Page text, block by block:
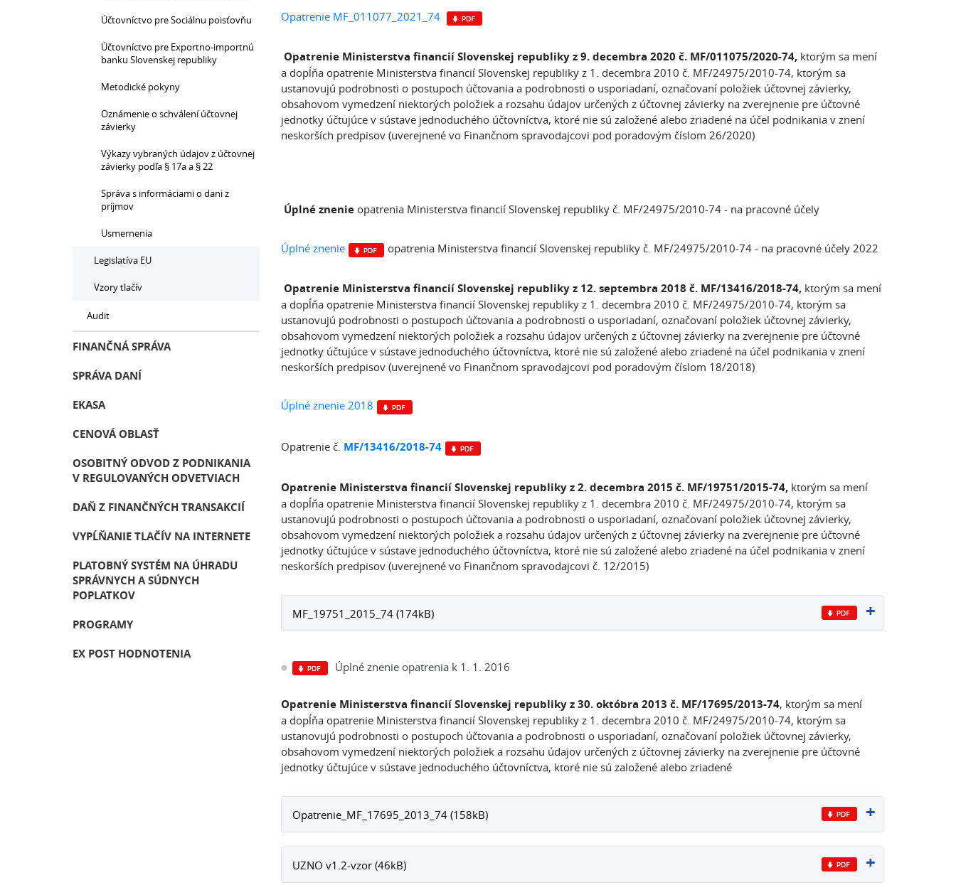
Opatrenie MF_011077_2021_74
Opatrenie Ministerstva financií Slovenskej republiky z 9. decembra 2020 č. MF/011075/2020-74,ktorým sa mení
a dopĺňa opatrenie Ministerstva financií Slovenskej republiky z 1. decembra 2010 č. MF/24975/2010-74, ktorým sa
ustanovujú podrobnosti o postupoch účtovania a podrobnosti o usporiadaní, označovaní položiek účtovnej závierky,
obsahovom vymedzení niektorých položiek a rozsahu údajov určených z účtovnej závierky na zverejnenie pre účtovné
jednotky účtujúce v sústave jednoduchého účtovníctva, ktoré nie sú založené alebo zriadené na účel podnikania v znení
neskorších predpisov (uverejnené vo Finančnom spravodajcovi pod poradovým číslom 26/2020)
Úplné znenie opatrenia Ministerstva financií Slovenskej republiky č. MF/24975/2010-74 - na pracovné účely
Úplné znenie opatrenia Ministerstva financií Slovenskej republiky č. MF/24975/2010-74 - na pracovné účely 2022
Opatrenie Ministerstva financií Slovenskej republiky z 12. septembra 2018 č. MF/13416/2018-74,ktorým sa mení
a dopĺňa opatrenie Ministerstva financií Slovenskej republiky z 1. decembra 2010 č. MF/24975/2010-74, ktorým sa
ustanovujú podrobnosti o postupoch účtovania a podrobnosti o usporiadaní, označovaní položiek účtovnej závierky,
obsahovom vymedzení niektorých položiek a rozsahu údajov určených z účtovnej závierky na zverejnenie pre účtovné
jednotky účtujúce v sústave jednoduchého účtovníctva, ktoré nie sú založené alebo zriadené na účel podnikania v znení
neskorších predpisov (uverejnené vo Finančnom spravodajcovi pod poradovým číslom 18/2018)
Úplné znenie 2018
Opatrenie č. MF/13416/2018-74
Opatrenie Ministerstva financií Slovenskej republiky z 2. decembra 2015 č. MF/19751/2015-74,ktorým sa mení
a dopĺňa opatrenie Ministerstva financií Slovenskej republiky z 1. decembra 2010 č. MF/24975/2010-74, ktorým sa
ustanovujú podrobnosti o postupoch účtovania a podrobnosti o usporiadaní, označovaní položiek účtovnej závierky,
obsahovom vymedzení niektorých položiek a rozsahu údajov určených z účtovnej závierky na zverejnenie pre účtovné
jednotky účtujúce v sústave jednoduchého účtovníctva, ktoré nie sú založené alebo zriadené na účel podnikania v znení
neskorších predpisov (uverejnené vo Finančnom spravodajcovi č. 12/2015)
MF_19751_2015_74 (174kB)
Úplné znenie opatrenia k 1. 1. 2016
Opatrenie Ministerstva financií Slovenskej republiky z 30. októbra 2013 č. MF/17695/2013-74, ktorým sa mení
a dopĺňa opatrenie Ministerstva financií Slovenskej republiky z 1. decembra 2010 č. MF/24975/2010-74, ktorým sa
ustanovujú podrobnosti o postupoch účtovania a podrobnosti o usporiadaní, označovaní položiek účtovnej závierky,
obsahovom vymedzení niektorých položiek a rozsahu údajov určených z účtovnej závierky na zverejnenie pre účtovné
jednotky účtujúce v sústave jednoduchého účtovníctva, ktoré nie sú založené alebo zriadené
Opatrenie_MF_17695_2013_74 (158kB)
UZNO v1.2-vzor (46kB)
Účtovníctvo pre Sociálnu poisťovňu
Účtovníctvo pre Exportno-importnú
banku Slovenskej republiky
Metodické pokyny
Oznámenie o schválení účtovnej
závierky
Výkazy vybraných údajov z účtovnej
závierky podľa § 17a a § 22
Správa s informáciami o dani z
príjmov
Usmernenia
Legislatíva EU
Vzory tlačív
Audit
FINANČNÁ SPRÁVA
SPRÁVA DANÍ
EKASA
CENOVÁ OBLASŤ
OSOBITNÝ ODVOD Z PODNIKANIA
V REGULOVANÝCH ODVETVIACH
DAŇ Z FINANČNÝCH TRANSAKCIÍ
VYPĹŇANIE TLAČÍV NA INTERNETE
PLATOBNÝ SYSTÉM NA ÚHRADU
SPRÁVNYCH A SÚDNYCH
POPLATKOV
PROGRAMY
EX POST HODNOTENIA